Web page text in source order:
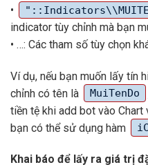
•
indicator tùy chỉnh mà bạn
• …: Các tham số tùy chọn
Ví dụ, nếu bạn muốn lấy tín
chỉnh có tên là
MuiTenDo
tiền tệ khi add bot vào Chart
bạn có thể sử dụng hàm
Khai báo để lấy ra giá trị